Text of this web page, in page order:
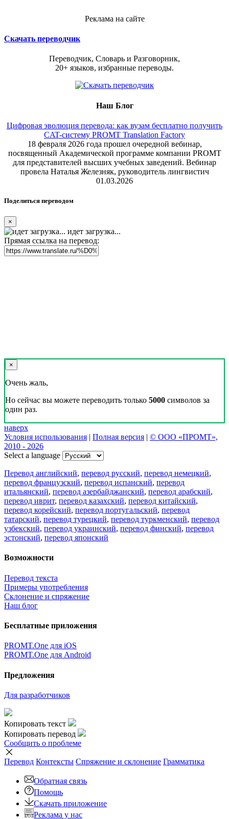
Реклама на сайте
Скачать переводчик
Переводчик, Словарь и Разговорник,
20+ языков, избранные переводы.
Наш Блог
Цифровая эволюция перевода: как вузам бесплатно получить
CAT-систему PROMT Translation Factory
18 февраля 2026 года прошел очередной вебинар,
посвященный Академической программе компании PROMT
для представителей высших учебных заведений. Вебинар
провела Наталья Железняк, руководитель лингвистич
01.03.2026
Поделиться переводом
×
идет загрузка...
Прямая ссылка на перевод:
×
Очень жаль,
Но сейчас вы можете переводить только 5000 символов за
один раз.
наверх
Условия использования | Полная версия | © ООО «ПРОМТ»,
2010 - 2026
Select a language
Перевод английский, перевод русский, перевод немецкий,
перевод французский, перевод испанский, перевод
итальянский, перевод азербайджанский, перевод арабский,
перевод иврит, перевод казахский, перевод китайский,
перевод корейский, перевод португальский, перевод
татарский, перевод турецкий, перевод туркменский, перевод
узбекский, перевод украинский, перевод финский, перевод
эстонский, перевод японский
Возможности
Перевод текста
Примеры употребления
Склонение и спряжение
Наш блог
Бесплатные приложения
PROMT.One для iOS
PROMT.One для Android
Предложения
Для разработчиков
Копировать текст
Копировать перевод
Сообщить о проблеме
Перевод Контексты Спряжение и склонение Грамматика
Обратная связь
Помощь
Скачать приложение
Реклама у нас